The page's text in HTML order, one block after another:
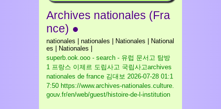
Archives nationales (Fra
nce) ●
nationales | nationales | Nationales | National
es | Nationales |
superb.ook.ooo - search - 유럽 문서고 탐방
1 프랑스 이제르 도립사고 국립사고archives
nationales de france 김대보 2026-07-28 01:1
7:50 https://www.archives-nationales.culture.
gouv.fr/en/web/guest/histoire-de-l-institution